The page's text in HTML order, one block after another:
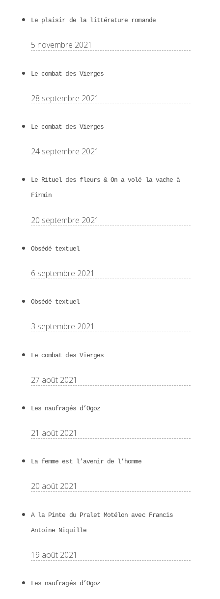
Le plaisir de la littérature romande
5 novembre 2021
Le combat des Vierges
28 septembre 2021
Le combat des Vierges
24 septembre 2021
Le Rituel des fleurs & On a volé la vache à
Firmin
20 septembre 2021
Obsédé textuel
6 septembre 2021
Obsédé textuel
3 septembre 2021
Le combat des Vierges
27 août 2021
Les naufragés d’Ogoz
21 août 2021
La femme est l’avenir de l’homme
20 août 2021
A la Pinte du Pralet Motélon avec Francis
Antoine Niquille
19 août 2021
Les naufragés d’Ogoz